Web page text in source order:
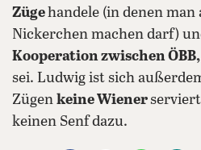
Zügehandele (in denen man
Nickerchen machen darf)
Kooperation zwischen
sei. Ludwig ist sich
Zügen keine Wiener
keinen Senf dazu.